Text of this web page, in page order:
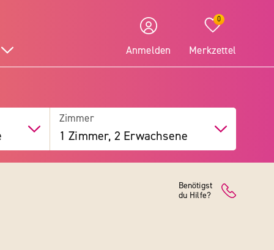
Anmelden
0
Merkzettel
Zimmer
1 Zimmer, 2 Erwachsene
Benötigst
du Hilfe?